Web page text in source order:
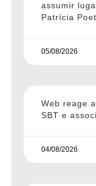
assumir
Patrícia
05/08/2026
Web reage
SBT e
04/08/2026